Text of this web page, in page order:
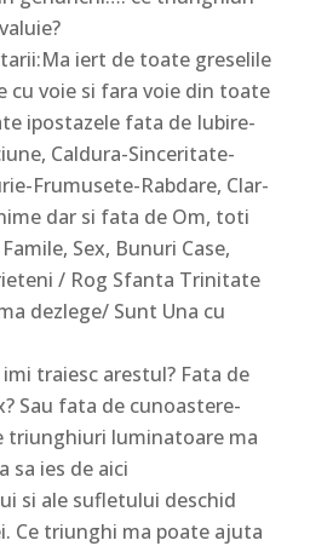
iert de toate greselile
cu voie si fara voie din toate
ipostazele fata de Iubire-
Caldura-Sinceritate-
Frumusete-Rabdare, Clar-
dar si fata de Om, toti
Sex, Bunuri Case,
/ Rog Sfanta Trinitate
dezlege/ Sunt Una cu
traiesc arestul? Fata de
Sau fata de cunoastere-
triunghiuri luminatoare ma
sa ies de aici
si ale sufletului deschid
Ce triunghi ma poate ajuta